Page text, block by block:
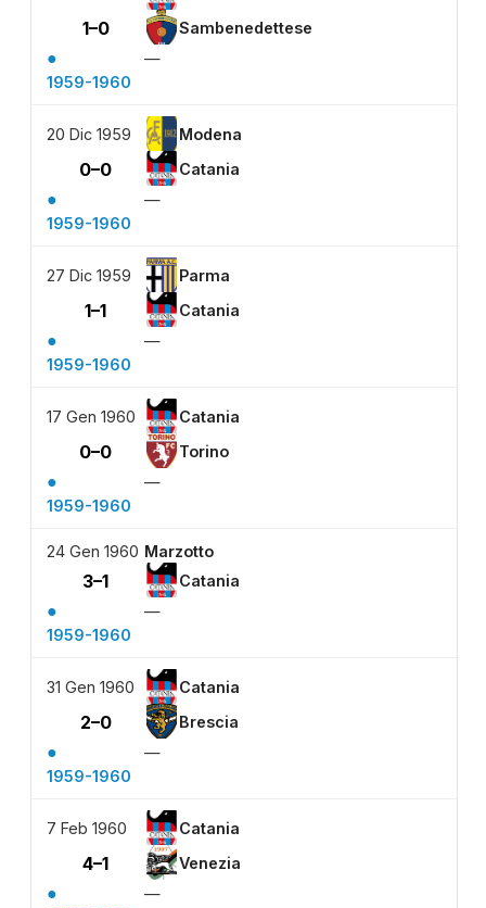
1–0 Sambenedettese
●
—
1959-1960
20 Dic 1959 Modena
0–0 Catania
●
—
1959-1960
27 Dic 1959 Parma
1–1 Catania
●
—
1959-1960
17 Gen 1960 Catania
0–0 Torino
●
—
1959-1960
24 Gen 1960 Marzotto
3–1 Catania
●
—
1959-1960
31 Gen 1960 Catania
2–0 Brescia
●
—
1959-1960
7 Feb 1960 Catania
4–1 Venezia
●
—